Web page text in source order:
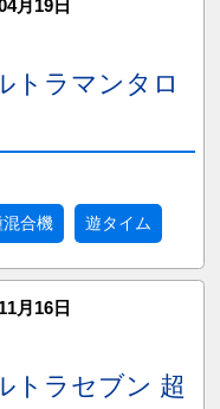
月19日
トラマンタロ
合機 遊タイム
月16日
トラセブン 超